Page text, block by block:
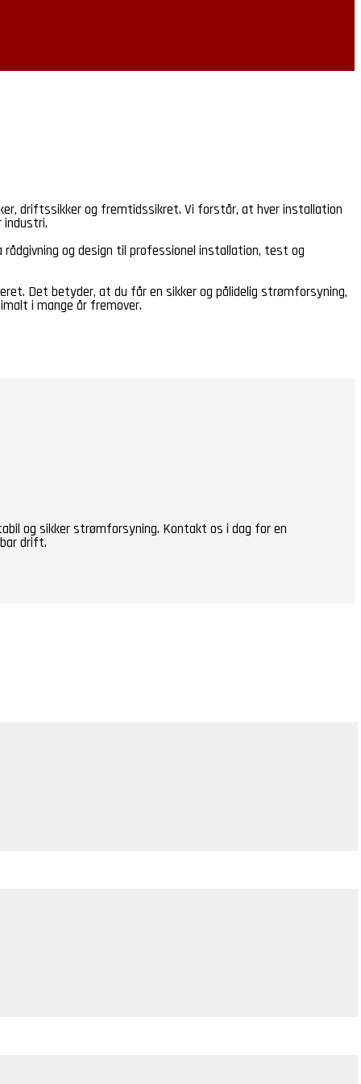
driftssikker og fremtidssikret. Vi forstår, at hver installation
industri.
og design til professionel installation, test og
Det betyder, at du får en sikker og pålidelig strømforsyning,
i mange år fremover.
og sikker strømforsyning. Kontakt os i dag for en
drift.